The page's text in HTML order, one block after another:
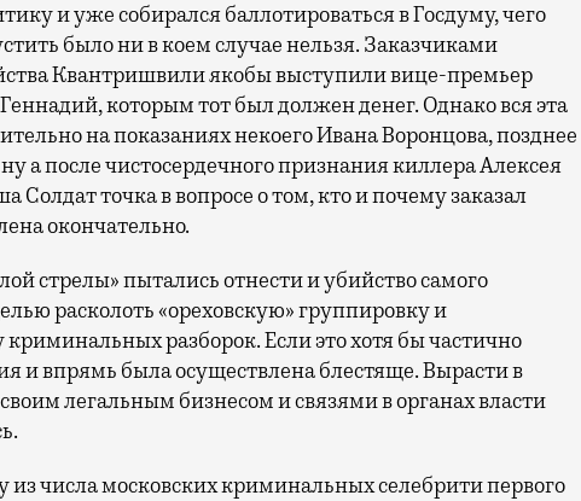
и уже собирался баллотироваться в Госдуму, чего
было ни в коем случае нельзя. Заказчиками
Квантришвили якобы выступили вице-премьер
которым тот был должен денег. Однако вся эта
на показаниях некоего Ивана Воронцова, позднее
а после чистосердечного признания киллера Алексея
точка в вопросе о том, кто и почему заказал
окончательно.
стрелы» пытались отнести и убийство самого
расколоть «ореховскую» группировку и
разборок. Если это хотя бы частично
и впрямь была осуществлена блестяще. Вырасти в
легальным бизнесом и связями в органах власти
числа московских криминальных селебрити первого